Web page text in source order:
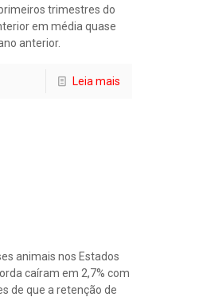
trimestres do
em média quase
anterior.
Leia mais
animais nos Estados
caíram em 2,7% com
de que a retenção de